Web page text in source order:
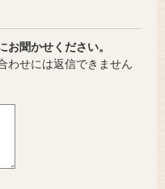
お聞かせください。
わせには返信できません